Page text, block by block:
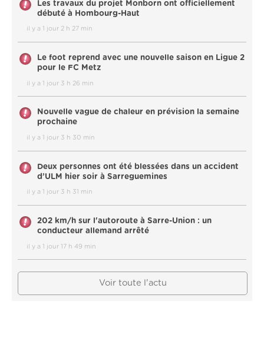
Les travaux du projet Monborn ont officiellement
débuté à Hombourg-Haut
il y a 1 jour 2 h 27 min
Le foot reprend avec une nouvelle saison en Ligue 2
pour le FC Metz
il y a 1 jour 3 h 26 min
Nouvelle vague de chaleur en prévision la semaine
prochaine
il y a 1 jour 3 h 30 min
Deux personnes ont été blessées dans un accident
d’ULM hier soir à Sarreguemines
il y a 1 jour 3 h 31 min
202 km/h sur l'autoroute à Sarre-Union : un
conducteur allemand arrêté
il y a 1 jour 17 h 49 min
Voir toute l'actu